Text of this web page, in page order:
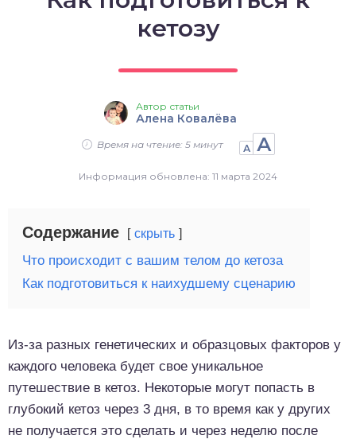
кетозу
Автор статьи
Алена Ковалёва
Время на чтение: 5 минут А А
Информация обновлена: 11 марта 2024
Содержание скрыть
Что происходит с вашим телом до кетоза
Как подготовиться к наихудшему сценарию
Из-за разных генетических и образцовых факторов у
каждого человека будет свое уникальное
путешествие в кетоз. Некоторые могут попасть в
глубокий кетоз через 3 дня, в то время как у других
не получается это сделать и через неделю после